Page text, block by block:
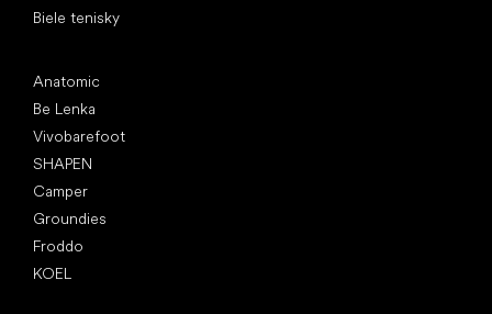
Biele tenisky
Anatomic
Be Lenka
Vivobarefoot
SHAPEN
Camper
Groundies
Froddo
KOEL